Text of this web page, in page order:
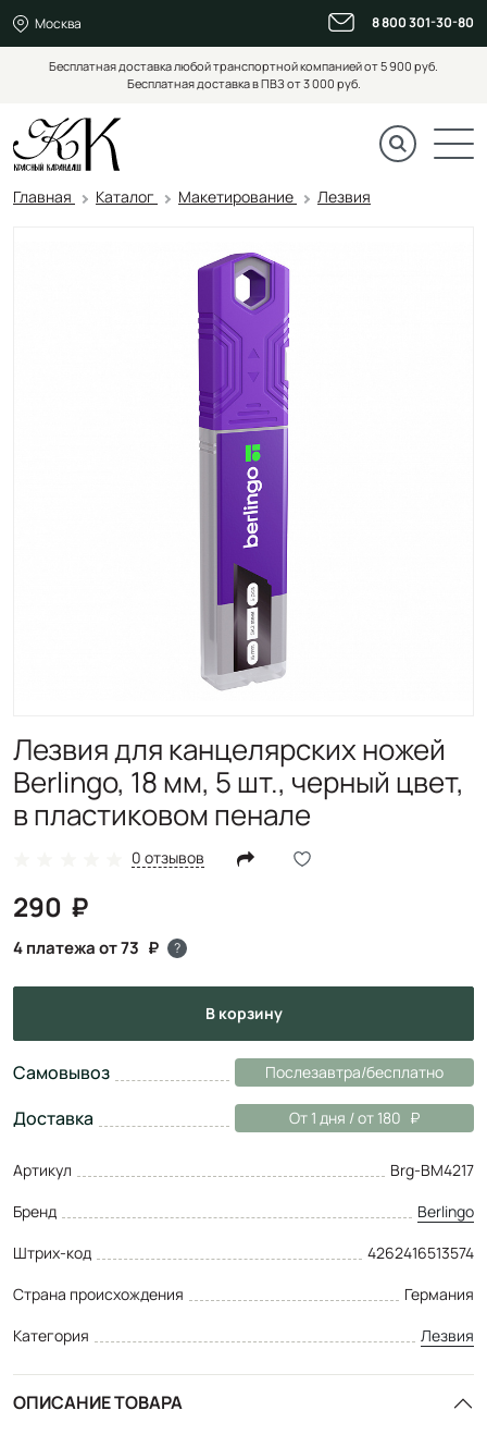
Москва 8 800 301-30-80
Бесплатная доставка любой транспортной компанией от 5 900 руб.
Бесплатная доставка в ПВЗ от 3 000 руб.
Главная Каталог Макетирование Лезвия
Лезвия для канцелярских ножей
Berlingo, 18 мм, 5 шт., черный цвет,
в пластиковом пенале
0 отзывов
290
4 платежа от 73 ?
в корзину
Самовывоз Послезавтра/бесплатно
Доставка От 1 дня / от 180
Артикул
Brg-BM4217
Бренд
Berlingo
Штрих-код
4262416513574
Страна происхождения
Германия
Категория
Лезвия
ОПИСАНИЕ ТОВАРА